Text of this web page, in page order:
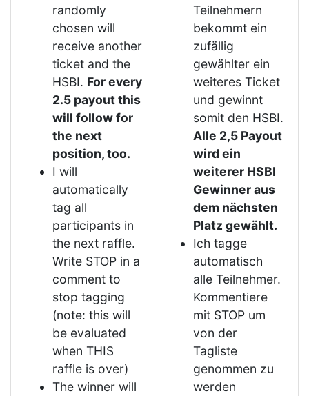
randomly
chosen will
receive another
ticket and the
HSBI. For every
2.5 payout this
will follow for
the next
position, too.
I will
automatically
tag all
participants in
the next raffle.
Write STOP in a
comment to
stop tagging
(note: this will
be evaluated
when THIS
raffle is over)
The winner will
Teilnehmern
bekommt ein
zufällig
gewählter ein
weiteres Ticket
und gewinnt
somit den HSBI.
Alle 2,5 Payout
wird ein
weiterer HSBI
Gewinner aus
dem nächsten
Platz gewählt.
Ich tagge
automatisch
alle Teilnehmer.
Kommentiere
mit STOP um
von der
Tagliste
genommen zu
werden